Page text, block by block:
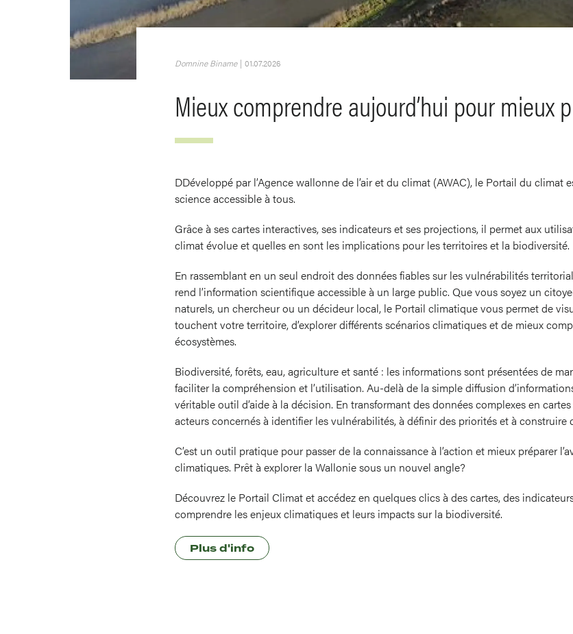
Domnine Biname | 01.07.2026
Mieux comprendre aujourd’hui pour mieux
DDéveloppé par l’Agence wallonne de l’air et du climat (AWAC), le Portail du climat
science accessible à tous.
Grâce à ses cartes interactives, ses indicateurs et ses projections, il permet aux
climat évolue et quelles en sont les implications pour les territoires et la biodiversité.
En rassemblant en un seul endroit des données fiables sur les vulnérabilités
rend l’information scientifique accessible à un large public. Que vous soyez un
naturels, un chercheur ou un décideur local, le Portail climatique vous permet de
touchent votre territoire, d’explorer différents scénarios climatiques et de mieux
écosystèmes.
Biodiversité, forêts, eau, agriculture et santé : les informations sont présentées de
faciliter la compréhension et l’utilisation. Au-delà de la simple diffusion
véritable outil d’aide à la décision. En transformant des données complexes en
acteurs concernés à identifier les vulnérabilités, à définir des priorités et à construire
C’est un outil pratique pour passer de la connaissance à l’action et mieux préparer
climatiques. Prêt à explorer la Wallonie sous un nouvel angle?
Découvrez le Portail Climat et accédez en quelques clics à des cartes, des
comprendre les enjeux climatiques et leurs impacts sur la biodiversité.
Plus d'info